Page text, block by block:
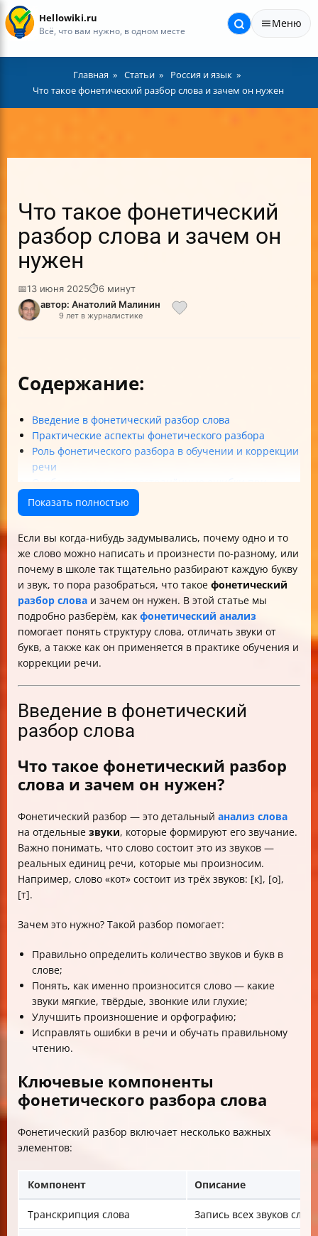
Hellowiki.ru
Всё, что вам нужно, в одном месте
Меню
Главная Статьи
Россия и язык
Что такое фонетический разбор слова и зачем он нужен
Что такое фонетический
разбор слова и зачем он
нужен
📅13 июня 2025⏱6 минут
автор: Анатолий Малинин
9 лет в журналистике
Содержание:
Введение в фонетический разбор слова
Практические аспекты фонетического разбора
Роль фонетического разбора в обучении и коррекции
речи
фонетическом разборе
Итог: как освоить фонетический разбор слова
Показать полностью
Если вы когда-нибудь задумывались, почему одно и то
же слово можно написать и произнести по-разному, или
почему в школе так тщательно разбирают каждую букву
и звук, то пора разобраться, что такое фонетический
разбор слова и зачем он нужен. В этой статье мы
подробно разберём, как фонетический анализ
помогает понять структуру слова, отличать звуки от
букв, а также как он применяется в практике обучения и
коррекции речи.
Введение в фонетический
разбор слова
Что такое фонетический разбор
слова и зачем он нужен?
Фонетический разбор — это детальный анализ слова
на отдельные звуки, которые формируют его звучание.
Важно понимать, что слово состоит это из звуков —
реальных единиц речи, которые мы произносим.
Например, слово «кот» состоит из трёх звуков: [к], [о],
[т].
Зачем это нужно? Такой разбор помогает:
Правильно определить количество звуков и букв в
слове;
Понять, как именно произносится слово — какие
звуки мягкие, твёрдые, звонкие или глухие;
Улучшить произношение и орфографию;
Исправлять ошибки в речи и обучать правильному
чтению.
Ключевые компоненты
фонетического разбора слова
Фонетический разбор включает несколько важных
элементов:
Компонент Описание
Транскрипция слова Запись всех звуков